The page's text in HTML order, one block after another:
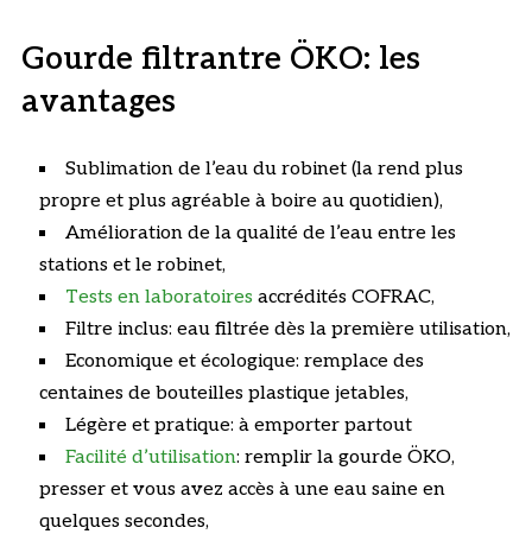
Gourde filtrantre ÖKO: les
avantages
Sublimation de l’eau du robinet (la rend plus
propre et plus agréable à boire au quotidien),
Amélioration de la qualité de l’eau entre les
stations et le robinet,
Tests en laboratoires accrédités COFRAC,
Filtre inclus: eau filtrée dès la première utilisation,
Economique et écologique: remplace des
centaines de bouteilles plastique jetables,
Légère et pratique: à emporter partout
Facilité d’utilisation: remplir la gourde ÖKO,
presser et vous avez accès à une eau saine en
quelques secondes,